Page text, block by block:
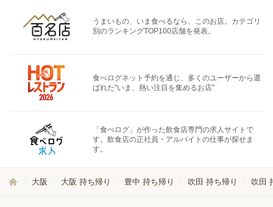
うまいもの、いま食べるなら、このお店。カテゴリ
別のランキングTOP100店舗を発表。
食べログネット予約を通じ、多くのユーザーから選
ばれた"いま、熱い注目を集めるお店"
「食べログ」が作った飲食店専門の求人サイトで
す。飲食店の正社員・アルバイトの仕事が探せま
す。
大阪 大阪 持ち帰り 豊中 持ち帰り 吹田 持ち帰り 吹田